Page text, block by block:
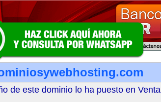
de este dominio lo ha puesto en Venta